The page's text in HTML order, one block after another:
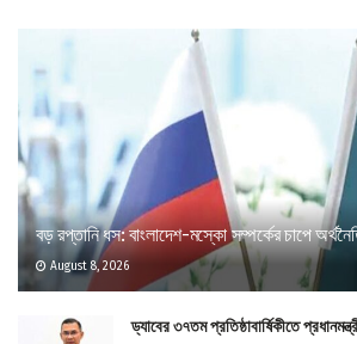
বড় রপ্তানি ধস: বাংলাদেশ-মস্কো সম্পর্কের চাপে
August 8, 2026
ড্যাবের ৩৭তম প্রতিষ্ঠাবার্ষিকীতে